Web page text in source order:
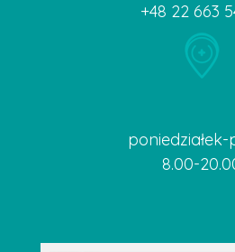
+48 22 663
8.00-